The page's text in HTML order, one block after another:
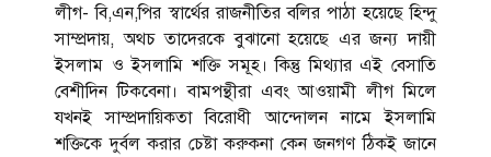
লীগ- বি,এন,পির স্বার্থের রাজনীতির বলির পাঠা হয়েছে হিন্দু
সাম্প্রদায়, অথচ তাদেরকে বুঝানো হয়েছে এর জন্য দায়ী
ইসলাম ও ইসলামি শক্তি সমূহ। কিন্তু মিথ্যার এই বেসাতি
বেশীদিন টিকবেনা। বামপন্থীরা এবং আওয়ামী লীগ মিলে
যখনই সাম্প্রদায়িকতা বিরোধী আন্দোলন নামে ইসলামি
শক্তিকে দুর্বল করার চেষ্টা করুকনা কেন জনগণ ঠিকই জানে